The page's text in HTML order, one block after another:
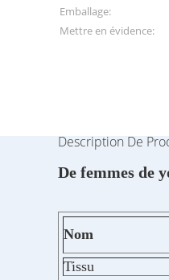
Emballage:
Mettre en évidence:
Description De
De femmes de
Nom
Tissu